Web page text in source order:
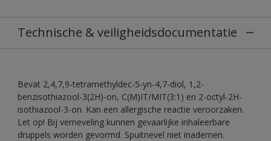
Technische & veiligheidsdocumentatie
Bevat 2,4,7,9-tetramethyldec-5-yn-4,7-diol, 1,2-
benzisothiazool-3(2H)-on, C(M)IT/MIT(3:1) en 2-octyl-2H-
isothiazool-3-on. Kan een allergische reactie veroorzaken.
Let op! Bij verneveling kunnen gevaarlijke inhaleerbare
druppels worden gevormd. Spuitnevel niet inademen.